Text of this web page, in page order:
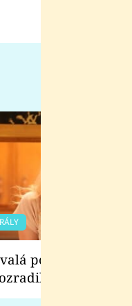
pornoherečka
co ji
Euforie.